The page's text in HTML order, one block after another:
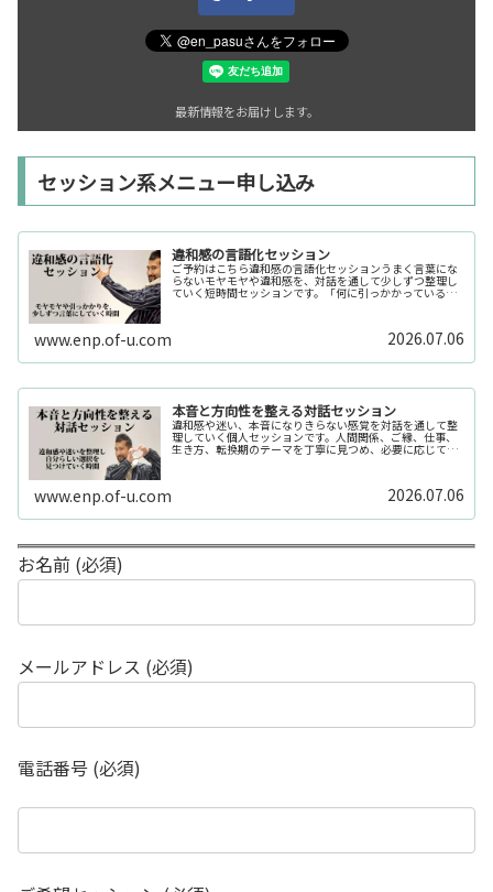
最新情報をお届けします。
セッション系メニュー申し込み
違和感の言語化セッション
ご予約はこちら違和感の言語化セッションうまく言葉にな
らないモヤモヤや違和感を、対話を通して少しずつ整理し
ていく短時間セッションです。「何に引っかかっているの
か分からない」「今の自分の状態を整理したい」そんな時
www.enp.of-u.com 2026.07.06
本音と方向性を整える対話セッション
違和感や迷い、本音になりきらない感覚を対話を通して整
理していく個人セッションです。人間関係、ご縁、仕事、
生き方、転換期のテーマを丁寧に見つめ、必要に応じてカ
ードや感性の視点も補助的に用います。
www.enp.of-u.com 2026.07.06
お名前 (必須)
メールアドレス (必須)
電話番号 (必須)